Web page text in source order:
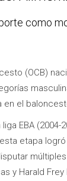
como
(OCB)
el
EBA
esta etapa
y Harald